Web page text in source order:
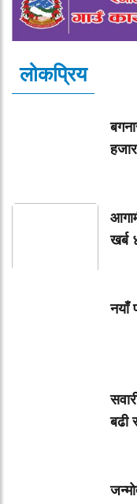
लोकप्रिय
खर्ब
नयाँ
बढी